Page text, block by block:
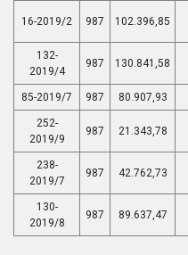
16-2019/2 987 102.396,85
132-
2019/4
987 130.841,58
85-2019/7 987 80.907,93
252-
2019/9
987 21.343,78
238-
2019/7
987 42.762,73
130-
2019/8
987 89.637,47